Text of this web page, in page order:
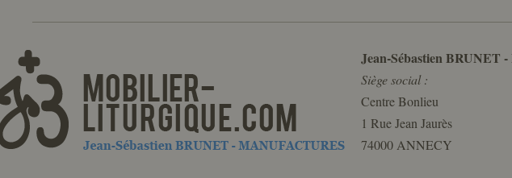
Jean-Sébastien BRUNET
Siège social :
Centre Bonlieu
1 Rue Jean Jaurès
74000 ANNECY